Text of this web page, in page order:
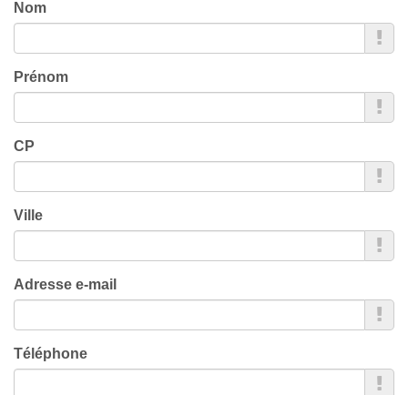
Nom
Prénom
CP
Ville
Adresse e-mail
Téléphone